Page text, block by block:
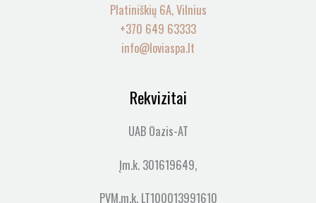
Platiniškių 6A, Vilnius
+370 649 63333
info@loviaspa.lt
Rekvizitai
UAB Oazis-AT
Įm.k. 301619649,
PVM.m.k. LT100013991610